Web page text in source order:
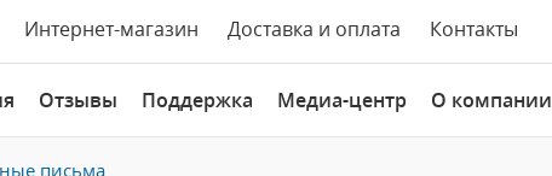
Интернет-магазин Доставка и оплата Контакты
Отзывы Поддержка Медиа-центр О компании
письма